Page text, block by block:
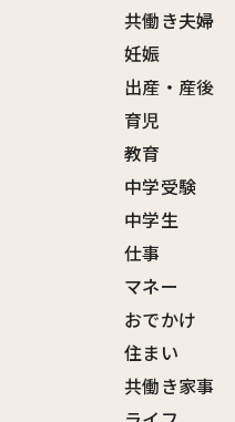
共働き夫婦
妊娠
出産・産後
育児
教育
中学受験
中学生
仕事
マネー
おでかけ
住まい
共働き家事